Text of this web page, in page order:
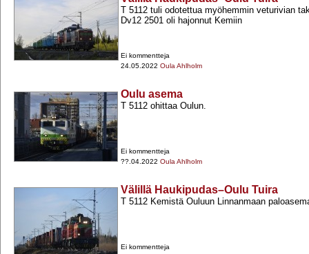
T 5112 tuli odotettua myöhemmin veturivian
Dv12 2501 oli hajonnut Kemiin
Ei kommentteja
24.05.2022 Oula Ahlholm
Oulu asema
T 5112 ohittaa Oulun.
Ei kommentteja
??.04.2022 Oula Ahlholm
Välillä Haukipudas–Oulu Tuira
T 5112 Kemistä Ouluun Linnanmaan
Ei kommentteja